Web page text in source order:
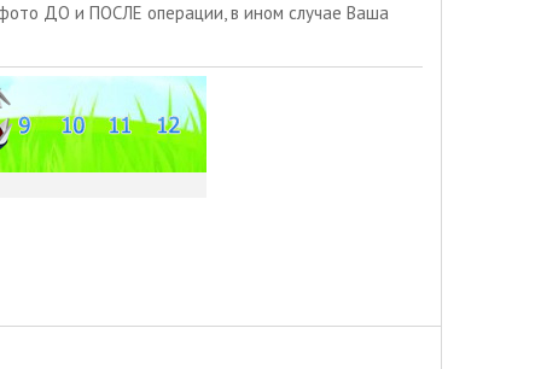
ДО и ПОСЛЕ операции, в ином случае Ваша